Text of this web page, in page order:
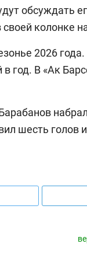
обсуждать
колонке на
2026
год. В «Ак
шесть голов